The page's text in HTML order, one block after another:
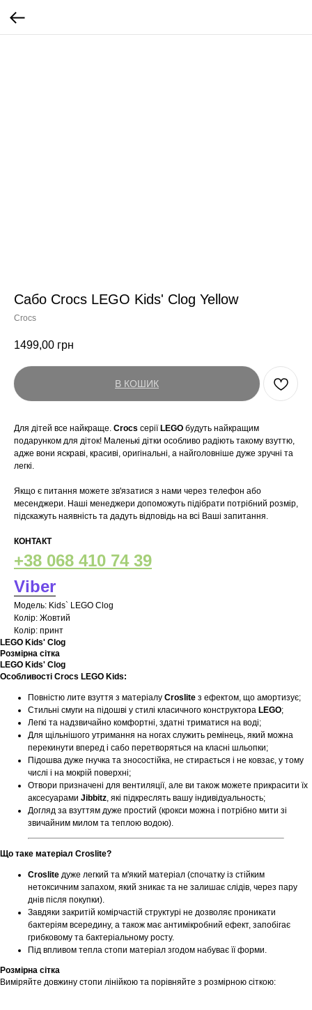
Сабо Crocs LEGO Kids' Clog Yellow
Crocs
1499,00 грн
В КОШИК
Для дітей все найкраще. Crocs серії LEGO будуть найкращим
подарунком для діток! Маленькі дітки особливо радіють такому взуттю,
адже вони яскраві, красиві, оригінальні, а найголовніше дуже зручні та
легкі.
Якщо є питання можете зв'язатися з нами через телефон або
месенджери. Наші менеджери допоможуть підібрати потрібний розмір,
підскажуть наявність та дадуть відповідь на всі Ваші запитання.
КОНТАКТ
+38 068 410 74 39
Viber
Модель: Kids` LEGO Clog
Колір: Жовтий
Колір: принт
LEGO Kids' Clog
Розмірна сітка
LEGO Kids' Clog
Особливості Crocs LEGO Kids:
Повністю лите взуття з матеріалу Croslite з ефектом, що амортизує;
Стильні смуги на підошві у стилі класичного конструктора LEGO;
Легкі та надзвичайно комфортні, здатні триматися на воді;
Для щільнішого утримання на ногах служить ремінець, який можна
перекинути вперед і сабо перетворяться на класні шльопки;
Підошва дуже гнучка та зносостійка, не стирається і не ковзає, у тому
числі і на мокрій поверхні;
Отвори призначені для вентиляції, але ви також можете прикрасити їх
аксесуарами Jibbitz, які підкреслять вашу індивідуальность;
Догляд за взуттям дуже простий (крокси можна і потрібно мити зі
звичайним милом та теплою водою).
Що таке матеріал Croslite?
Croslite дуже легкий та м'який матеріал (спочатку із стійким
нетоксичним запахом, який зникає та не залишає слідів, через пару
днів після покупки).
Завдяки закритій комірчастій структурі не дозволяє проникати
бактеріям всередину, а також має антимікробний ефект, запобігає
грибковому та бактеріальному росту.
Під впливом тепла стопи матеріал згодом набуває її форми.
Розмірна сітка
Виміряйте довжину стопи лінійкою та порівняйте з розмірною сіткою: